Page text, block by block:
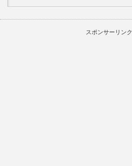
スポンサーリンク